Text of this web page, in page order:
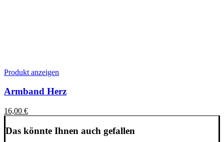
Produkt anzeigen
weist
auf.
Die
Optionen
Armband Herz
16,00 €
Das könnte Ihnen auch gefallen